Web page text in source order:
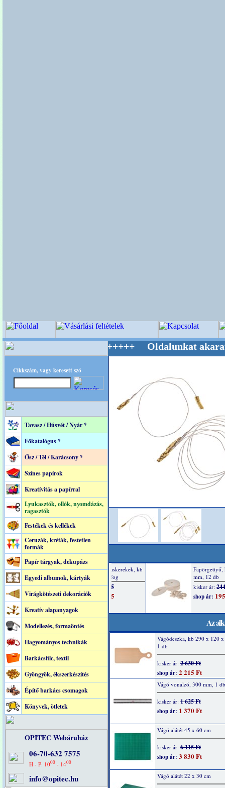
Cikkszám, vagy keresett szó
Tavasz / Húsvét / Nyár *
Főkatalógus *
Ősz / Tél / Karácsony *
Színes papírok
Kreatívitás a papírral
Lyukasztók, ollók, nyomdázás,
ragasztók
Festékek és kellékek
Ceruzák, kréták, festetlen
formák
Papír tárgyak, dekupázs
Egyedi albumok, kártyák
Virágkötészeti dekorációk
Kreatív alapanyagok
Modellezés, formaöntés
Hagyományos technikák
Barkácsfilc, textil
Gyöngyök, ékszerkészítés
Építő barkács csomagok
Könyvek, ötletek
OPITEC Webáruház
06-70-632 7575
H - P: 1000- 1400
info@opitec.hu
Mestere! +++++++ Oldalunkat akarattal
Az
Vágódeszka, kb 290 x 120
1 db
kisker ár: 2 630 Ft
shop ár: 2 215 Ft
Vágó vonalzó, 300 mm, 1 db
kisker ár: 1 625 Ft
shop ár: 1 370 Ft
Vágó alátét 45 x 60 cm
kisker ár: 6 115 Ft
shop ár: 3 830 Ft
Vágó alátét 22 x 30 cm